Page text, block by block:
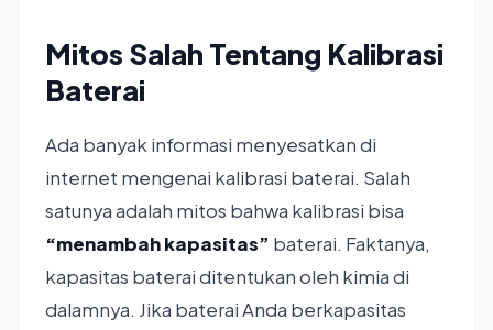
Mitos Salah Tentang Kalibrasi
Baterai
Ada banyak informasi menyesatkan di
internet mengenai kalibrasi baterai. Salah
satunya adalah mitos bahwa kalibrasi bisa
“menambah kapasitas” baterai. Faktanya,
kapasitas baterai ditentukan oleh kimia di
dalamnya. Jika baterai Anda berkapasitas